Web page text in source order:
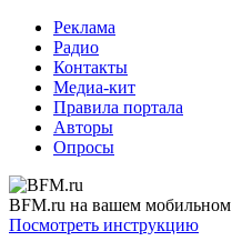
Реклама
Радио
Контакты
Медиа-кит
Правила портала
Авторы
Опросы
BFM.ru на вашем мобильном
Посмотреть инструкцию